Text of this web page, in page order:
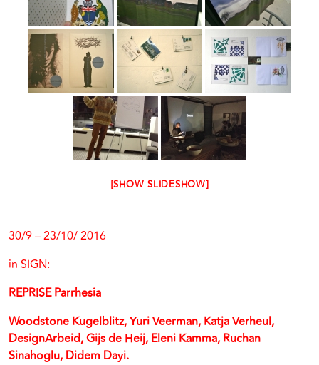
[SHOW SLIDESHOW]
30/9 – 23/10/ 2016
in SIGN:
REPRISE Parrhesia
Woodstone Kugelblitz, Yuri Veerman, Katja Verheul,
DesignArbeid, Gijs de Heij, Eleni Kamma, Ruchan
Sinahoglu, Didem Dayi.